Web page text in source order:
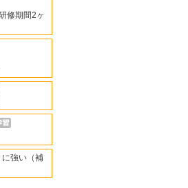
修期間2ヶ
に強い（補